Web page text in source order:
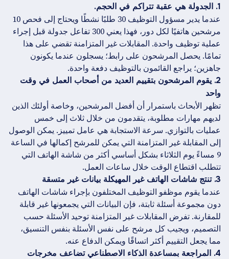
عندما يدير مسؤول التوظيف 30 طلبًا نشطًا ويحتاج إلى فحص 10
مرشحين هاتفيًا لكل دور، فهذا يعني 300 تفاعل جدولة قبل إجراء
عملية توظيف واحدة. المقابلات غير المتزامنة تقضي على هذا
تمامًا. يحصل المرشحون على رابط؛ يسجلون عندما يكونون
جاهزين؛ يراجع القائمون بالتوظيف دفعة واحدة.
2. يقوم المرشحون بتقييم العديد من أصحاب العمل في وقت
واحد
تظهر الأبحاث باستمرار أن أفضل المرشحين، وخاصة أولئك الذين
لديهم مهارات مطلوبة، يتقدمون من خلال ثلاث إلى خمس
عمليات بالتوازي. سرعة الاستجابة هي عامل تمييز. يمكن الوصول
إلى المقابلة غير المتزامنة التي يمكن للمرشح إكمالها في الساعة
9 مساءً يوم الثلاثاء بشكل أساسي أكثر من شاشة الهاتف التي
تتطلب اقتطاع الوقت خلال ساعات العمل.
عندما يقوم موظفو التوظيف المختلفون بإجراء شاشات الهاتف
دون مجموعة أسئلة ثابتة، فإن البيانات التي يجمعونها غير قابلة
للمقارنة. تفرض المقابلات غير المتزامنة توحيد الأسئلة حسب
التصميم، ويجيب كل مرشح على نفس الأسئلة بنفس التنسيق،
مما يجعل التقييم أكثر اتساقًا ويمكن الدفاع عنه.
4. المراجعة بمساعدة الذكاء الاصطناعي تضاعف مخرجات